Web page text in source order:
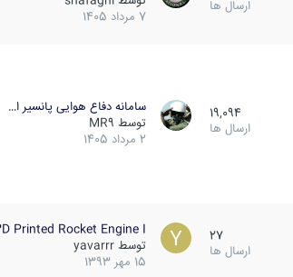
ارسال ها
7 مرداد 1405
19,094
ارسال ها
سامانه دفاع هوایی پانسیر ا…
توسط MR9
2 مرداد 1405
27
ارسال ها
Printed Rocket Engine I…
توسط yavarrr
15 مهر 1393